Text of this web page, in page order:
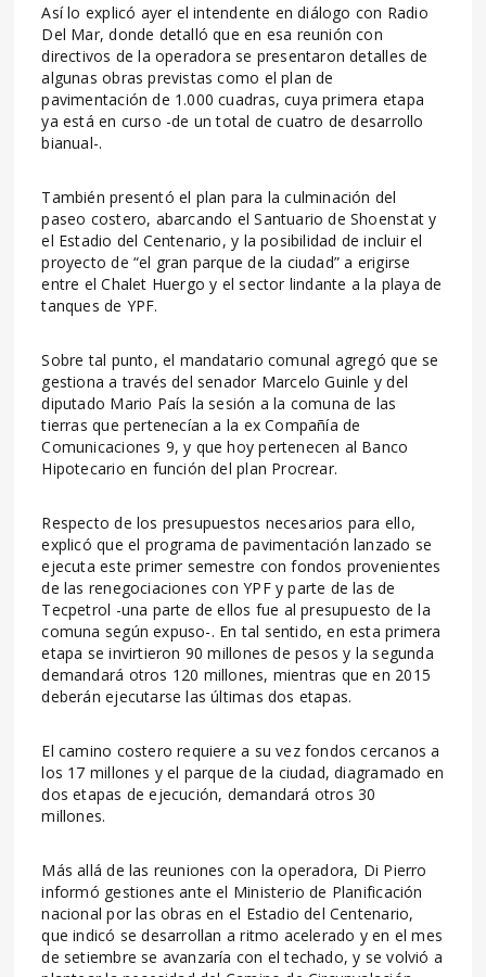
Así lo explicó ayer el intendente en diálogo con Radio
Del Mar, donde detalló que en esa reunión con
directivos de la operadora se presentaron detalles de
algunas obras previstas como el plan de
pavimentación de 1.000 cuadras, cuya primera etapa
ya está en curso -de un total de cuatro de desarrollo
bianual-.
También presentó el plan para la culminación del
paseo costero, abarcando el Santuario de Shoenstat y
el Estadio del Centenario, y la posibilidad de incluir el
proyecto de “el gran parque de la ciudad” a erigirse
entre el Chalet Huergo y el sector lindante a la playa de
tanques de YPF.
Sobre tal punto, el mandatario comunal agregó que se
gestiona a través del senador Marcelo Guinle y del
diputado Mario País la sesión a la comuna de las
tierras que pertenecían a la ex Compañía de
Comunicaciones 9, y que hoy pertenecen al Banco
Hipotecario en función del plan Procrear.
Respecto de los presupuestos necesarios para ello,
explicó que el programa de pavimentación lanzado se
ejecuta este primer semestre con fondos provenientes
de las renegociaciones con YPF y parte de las de
Tecpetrol -una parte de ellos fue al presupuesto de la
comuna según expuso-. En tal sentido, en esta primera
etapa se invirtieron 90 millones de pesos y la segunda
demandará otros 120 millones, mientras que en 2015
deberán ejecutarse las últimas dos etapas.
El camino costero requiere a su vez fondos cercanos a
los 17 millones y el parque de la ciudad, diagramado en
dos etapas de ejecución, demandará otros 30
millones.
Más allá de las reuniones con la operadora, Di Pierro
informó gestiones ante el Ministerio de Planificación
nacional por las obras en el Estadio del Centenario,
que indicó se desarrollan a ritmo acelerado y en el mes
de setiembre se avanzaría con el techado, y se volvió a